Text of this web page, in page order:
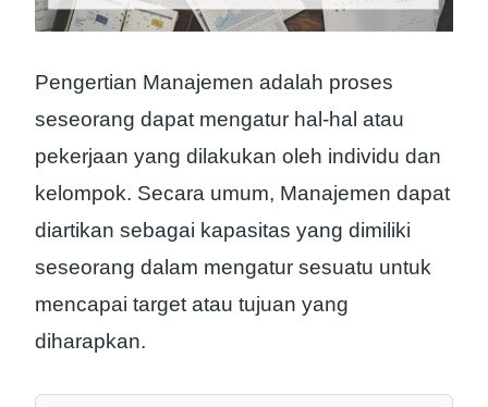
Pengertian Manajemen adalah proses
seseorang dapat mengatur hal-hal atau
pekerjaan yang dilakukan oleh individu dan
kelompok. Secara umum, Manajemen dapat
diartikan sebagai kapasitas yang dimiliki
seseorang dalam mengatur sesuatu untuk
mencapai target atau tujuan yang
diharapkan.